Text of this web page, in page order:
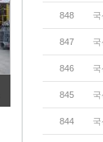
848 국
847 국
846 국
845 국
844 국